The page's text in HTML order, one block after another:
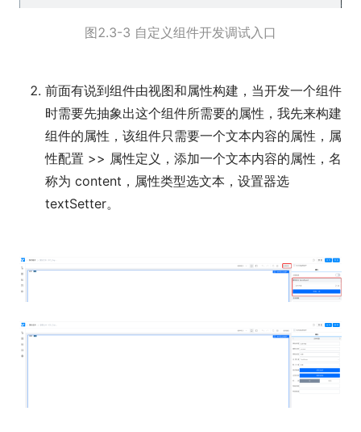
图2.3-3 自定义组件开发调试入口
前面有说到组件由视图和属性构建，当开发一个组件
时需要先抽象出这个组件所需要的属性，我先来构建
组件的属性，该组件只需要一个文本内容的属性，属
性配置 >> 属性定义，添加一个文本内容的属性，名
称为 content，属性类型选文本，设置器选
textSetter。